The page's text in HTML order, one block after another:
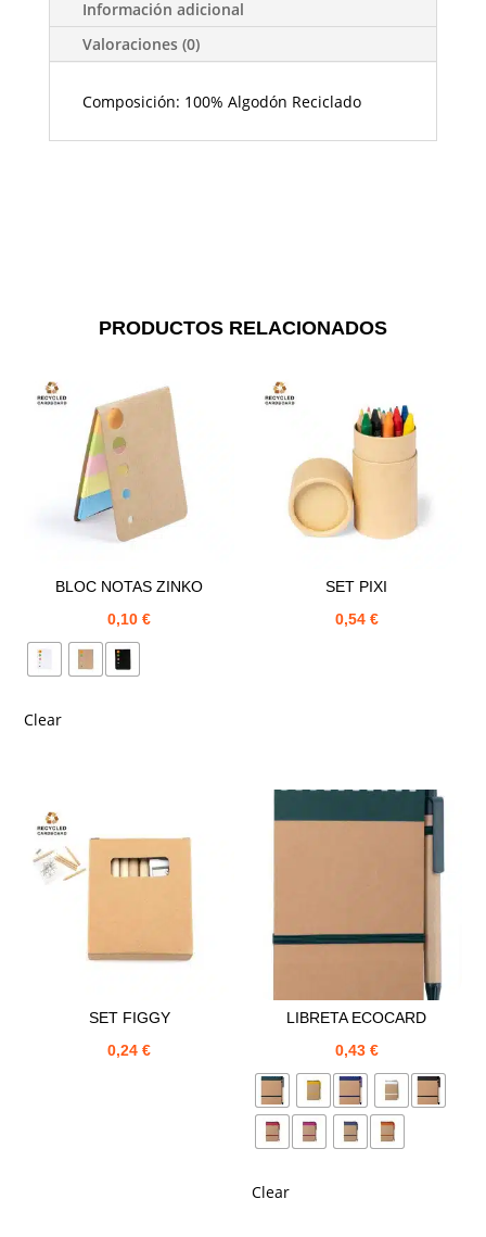
Información adicional
Valoraciones (0)
Composición: 100% Algodón Reciclado
PRODUCTOS RELACIONADOS
BLOC NOTAS ZINKO
0,10€
Clear
SET PIXI
0,54 €
SET FIGGY
0,24€
LIBRETA ECOCARD
0,43 €
Clear